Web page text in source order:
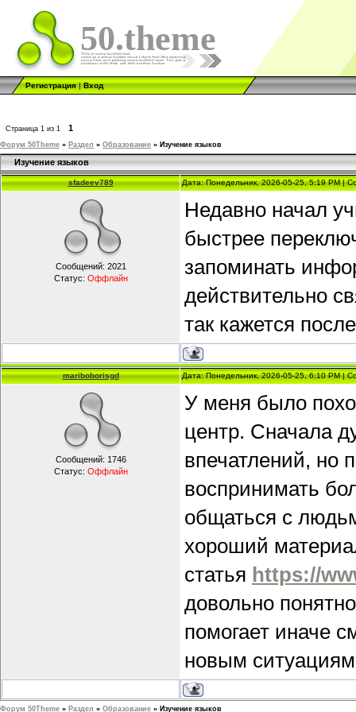
50.theme
Регистрация|Вход
Страница 1 из 1 1
Форум 50Theme » Раздел » Образование » Изучение языков
Изучение языков
sfadeev789 Дата: Понедельник, 2026-05-25, 5:19 PM |
Сообщений: 2021
Статус: Оффлайн
Недавно начал
быстрее
запоминать
действительно
так кажется
mariboborisgd Дата: Понедельник, 2026-05-25, 6:10 PM |
Сообщений: 1746
Статус: Оффлайн
У меня было
центр. Сначала
впечатлений, но
воспринимать
общаться с
хороший
статья https://
довольно
помогает иначе
новым
Форум 50Theme » Раздел » Образование » Изучение языков